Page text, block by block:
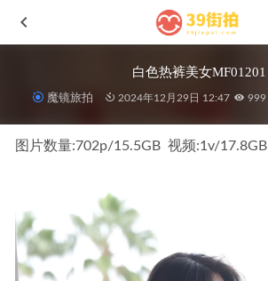
白色热裤美女MF01201
魔镜旅拍 2024年12月29日 12:47 999
图片数量:702p/15.5GB  视频:1v/17.8GB
独白,粉红色瑜伽热裤MF00782
灰绿色瑜伽裤美女MF01127
彼方の光MF01177 2024-12-14